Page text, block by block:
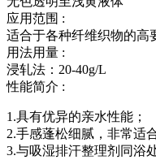
应用范围 :
适合于各种纤维织物的高
用法用量 :
浸轧法：20-40g/L
性能简介 :
1.具有优异的亲水性能；
2.手感蓬松细腻，非常适
3.与吸湿排汗整理剂同浴